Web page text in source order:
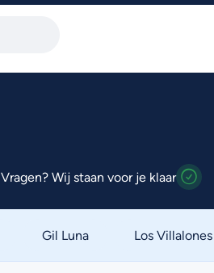
Vragen? Wij staan voor je klaar
Gil Luna Los Villalones